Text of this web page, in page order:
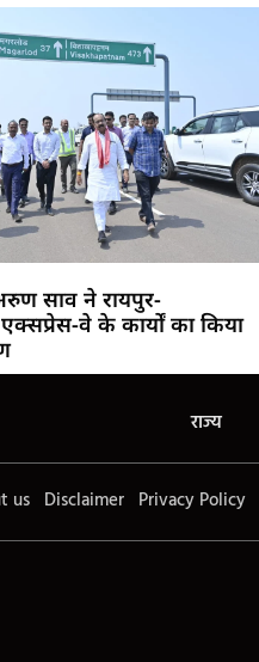
साव ने रायपुर-
वे के कार्यों का किया
राज्य
us Disclaimer Privacy Policy